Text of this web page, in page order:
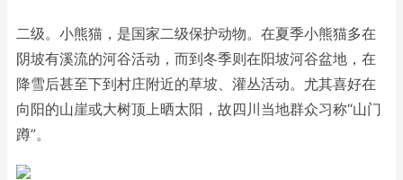
二级。小熊猫，是国家二级保护动物。在夏季小熊猫多在
阴坡有溪流的河谷活动，而到冬季则在阳坡河谷盆地，在
降雪后甚至下到村庄附近的草坡、灌丛活动。尤其喜好在
向阳的山崖或大树顶上晒太阳，故四川当地群众习称“山门
蹲”。